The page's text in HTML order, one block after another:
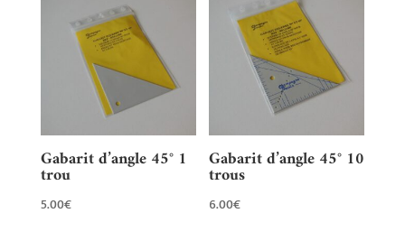
Gabarit d’angle 45° 1
trou
5.00€
Gabarit d’angle 45° 10
trous
6.00€